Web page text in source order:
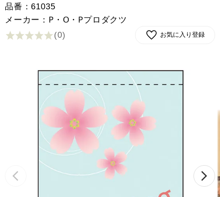
品番：61035
メーカー：P・O・Pプロダクツ
(0) お気に入り登録